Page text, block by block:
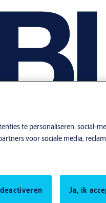
te personaliseren, social-
voor sociale media,
Ja, ik